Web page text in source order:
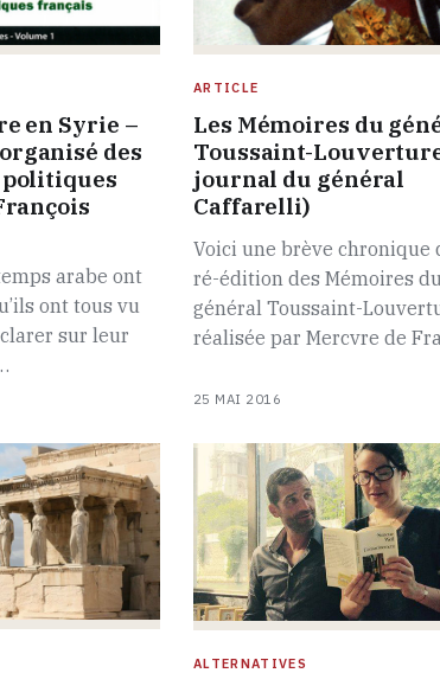
en Syrie –
des
politiques
arabe ont
ont tous vu
sur leur
ARTICLE
Les Mémoires du
Toussaint-
journal du général
Caffarelli)
Voici une brève chronique
ré-édition des Mémoires du
général Toussaint-
réalisée par Mercvre de
25 MAI 2016
ALTERNATIVES